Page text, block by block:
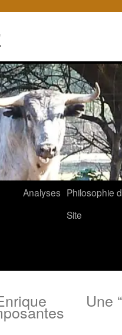
Analyses Philosophie
Site
Une